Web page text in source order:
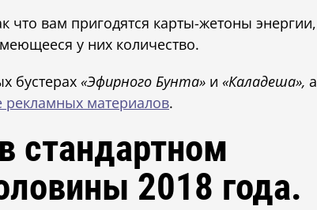
что вам пригодятся карты-жетоны энергии,
у них количество.
бустерах «Эфирного Бунта» и «Каладеша», а
рекламных материалов.
стандартном
2018 года.